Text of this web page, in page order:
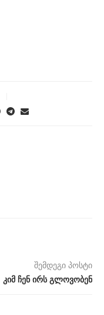
შემდეგი პოსტი
კიმ ჩენ ირს გლოვობენ